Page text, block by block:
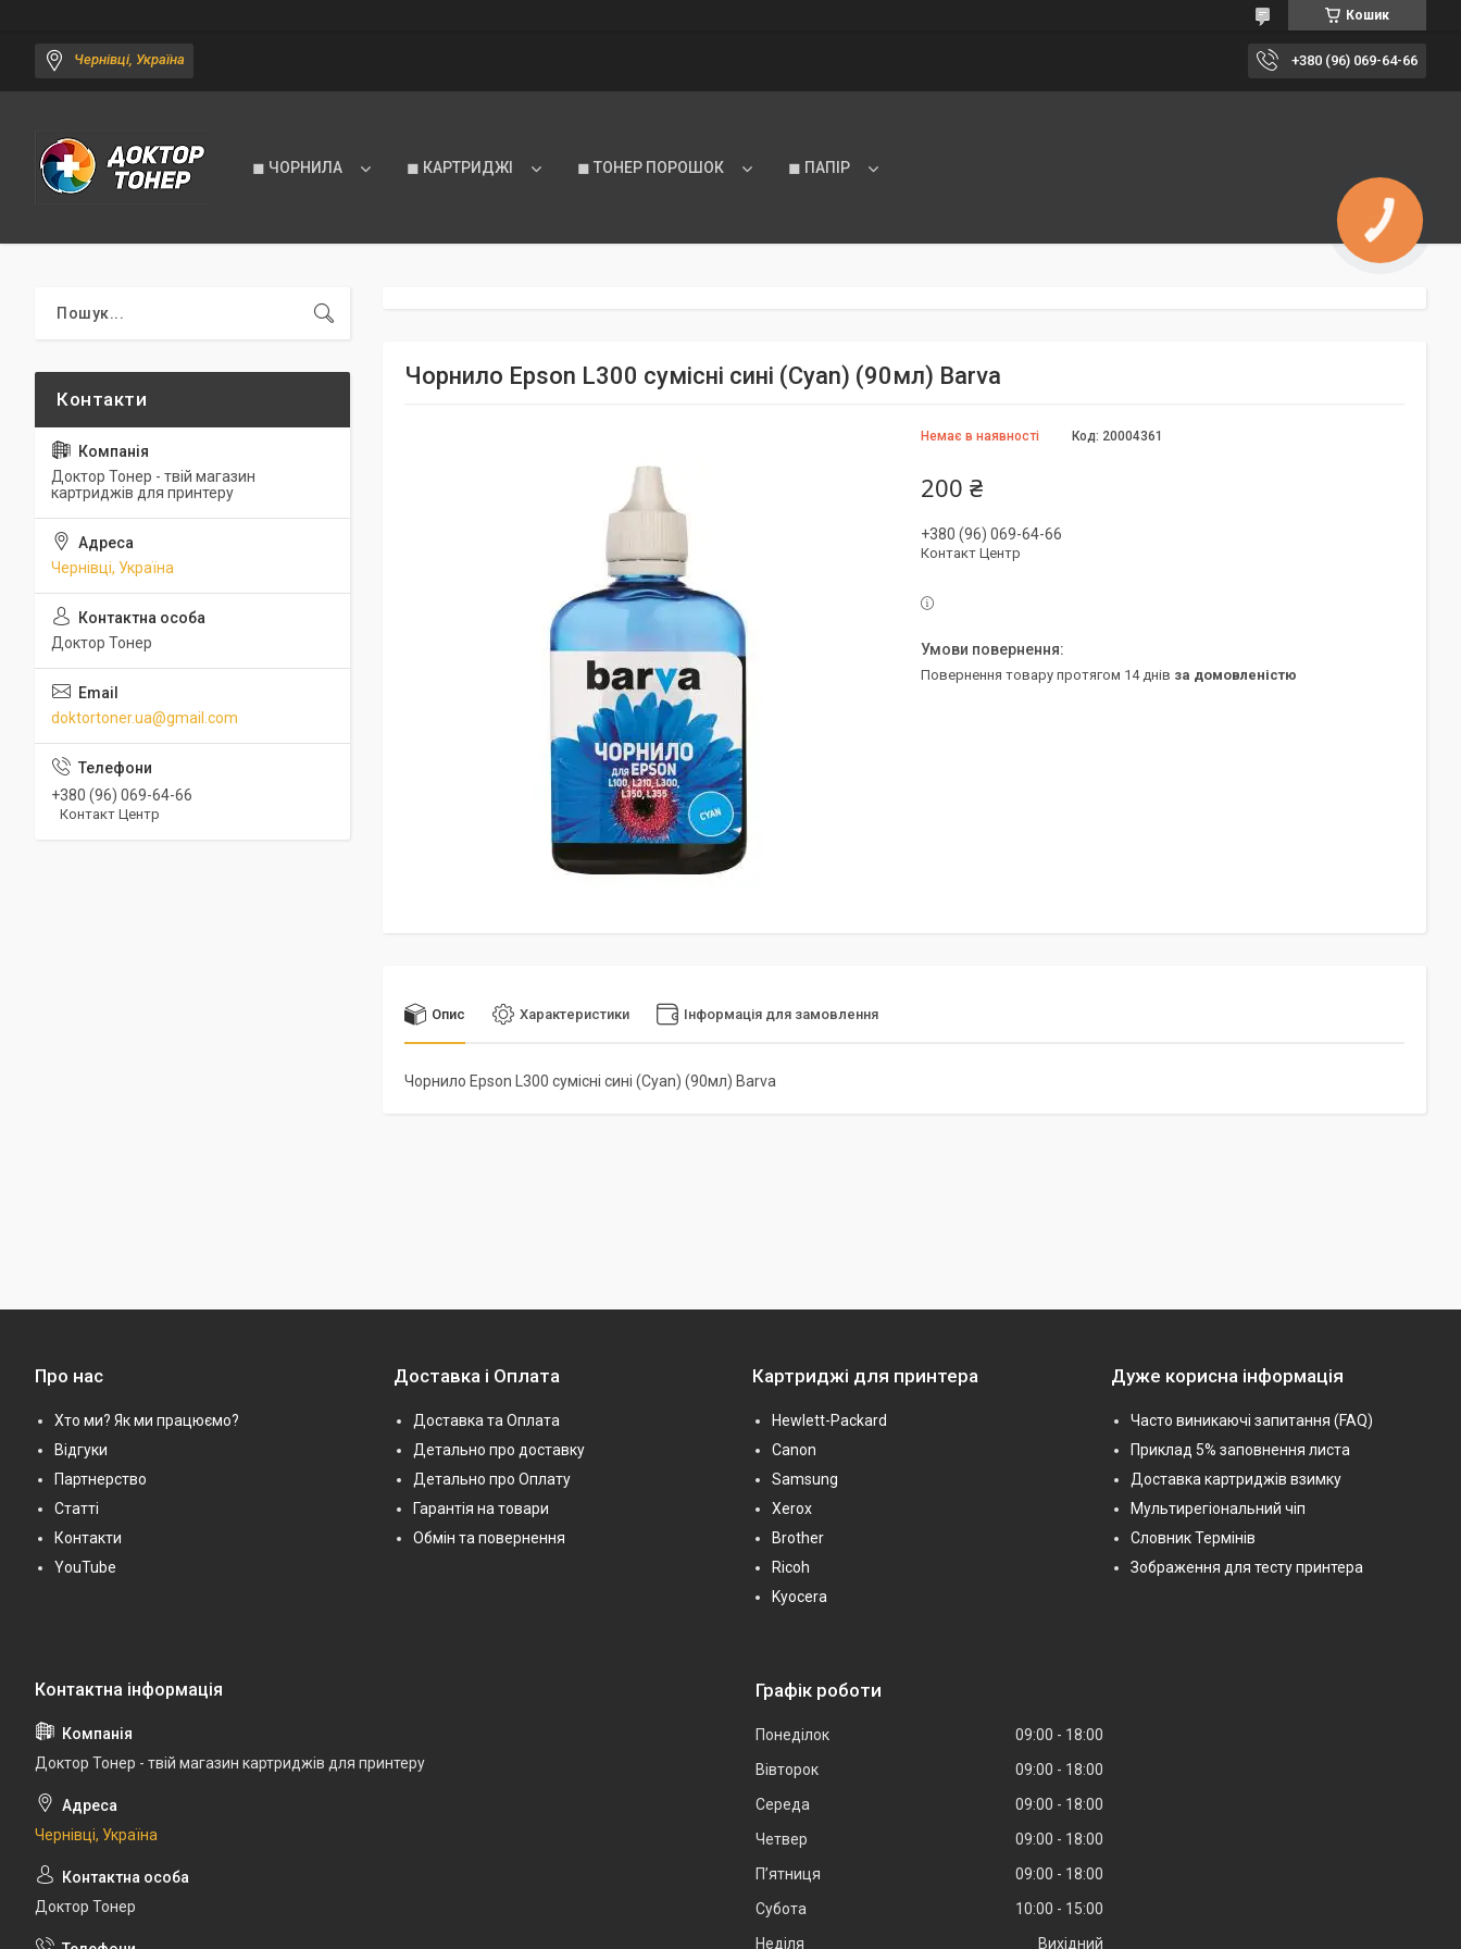
Кошик
Чернівці, Україна +380 (96) 069-64-66
◼ ЧОРНИЛА ◼ КАРТРИДЖІ ◼ ТОНЕР ПОРОШОК ◼ ПАПІР
Чорнило Epson L300 сумісні сині (Cyan) (90мл) Barva
Немає в наявності Код: 20004361
200 ₴
+380 (96) 069-64-66
Контакт Центр
повернення товару протягом 14 днів за домовленістю
Опис Характеристики Інформація для замовлення
Чорнило Epson L300 сумісні сині (Cyan) (90мл) Barva
Доктор Тонер - твій магазин
картриджів для принтеру
Чернівці, Україна
Доктор Тонер
doktortoner.ua@gmail.com
+380 (96) 069-64-66
Контакт Центр
Про нас
Хто ми? Як ми працюємо?
Відгуки
Партнерство
Статті
Контакти
YouTube
Доставка і Оплата
Доставка та Оплата
Детально про доставку
Детально про Оплату
Гарантія на товари
Обмін та повернення
Картриджі для принтера
Hewlett-Packard
Canon
Samsung
Xerox
Brother
Ricoh
Kyocera
Дуже корисна інформація
Часто виникаючі запитання (FAQ)
Приклад 5% заповнення листа
Доставка картриджів взимку
Мультирегіональний чіп
Словник Термінів
Зображення для тесту принтера
Доктор Тонер - твій магазин картриджів для принтеру
Чернівці, Україна
Доктор Тонер
Графік роботи
Понеділок 09:00
18:00
Вівторок
09:00
18:00
Середа
09:00
18:00
Четвер
09:00
18:00
Пʼятниця
09:00
18:00
Субота
10:00
15:00
Неділя
Вихідний
КНОПКА
ЗВ'ЯЗКУ